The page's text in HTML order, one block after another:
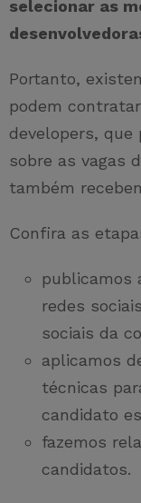
selecionar as
Portanto,
podem
developers, que
sobre as vagas
também
Confira as
publicamos
redes
sociais da
aplicamos
técnicas
candidato
fazemos
candidatos.